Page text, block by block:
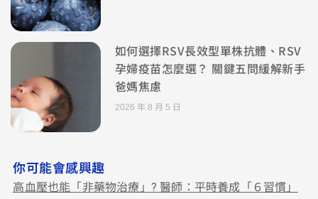
如何選擇RSV長效型單株抗體、RSV
孕婦疫苗怎麼選？ 關鍵五問緩解新手
爸媽焦慮
2026 年 8 月 5 日
你可能會感興趣
高血壓也能「非藥物治療」? 醫師：平時養成「６習慣」